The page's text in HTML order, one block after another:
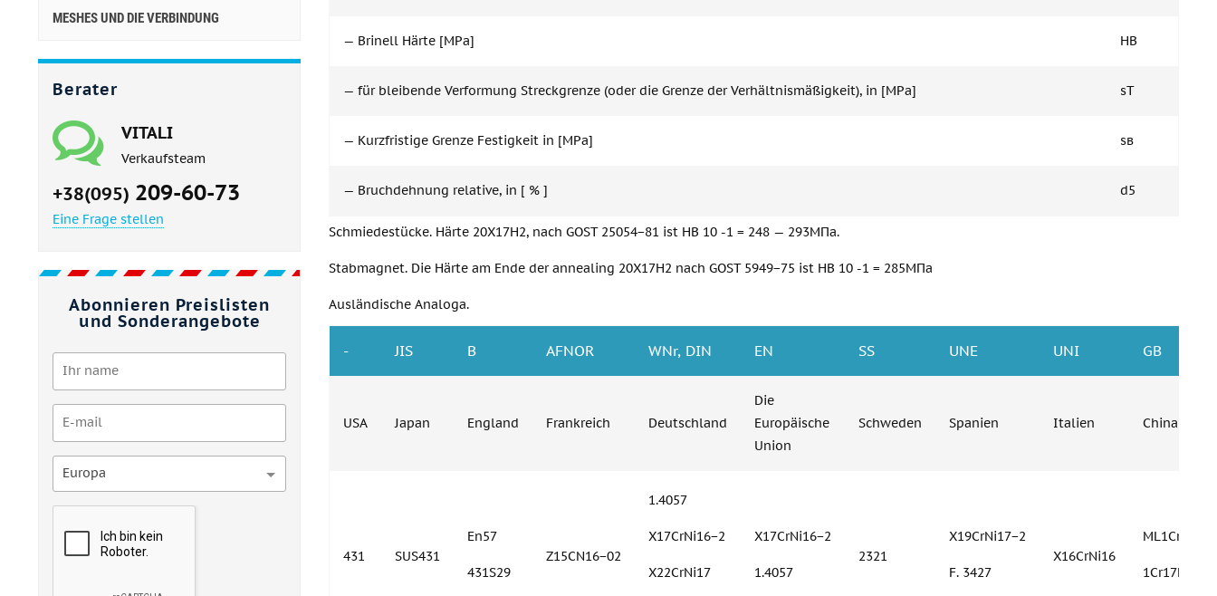
MESHES UND DIE VERBINDUNG
Berater
VITALI
Verkaufsteam
+38(095) 209-60-73
Eine Frage stellen
Abonnieren Preislisten
und Sonderangebote
Europa
— Brinell Härte [MPa] HB
— für bleibende Verformung Streckgrenze (oder die Grenze der Verhältnismäßigkeit), in [MPa] sT
— Kurzfristige Grenze Festigkeit in [MPa] ѕв
— Bruchdehnung relative, in [ % ] d5
Schmiedestücke. Härte 20Х17Н2, nach GOST 25054−81 ist HB 10 -1 = 248 — 293МПа.
Stabmagnet. Die Härte am Ende der annealing 20Х17Н2 nach GOST 5949−75 ist HB 10 -1 = 285МПа
Ausländische Analoga.
- JIS B AFNOR WNr, DIN EN SS UNE UNI GB
USA Japan England Frankreich Deutschland
Die
Europäische
Union
Schweden Spanien Italien China
431 SUS431
En57
431S29
Z15CN16−02
1.4057
X17CrNi16−2
X22CrNi17
X17CrNi16−2
1.4057
2321
X19CrNi17−2
F. 3427
X16CrNi16
ML1Cr17Ni2
1Cr17Ni2